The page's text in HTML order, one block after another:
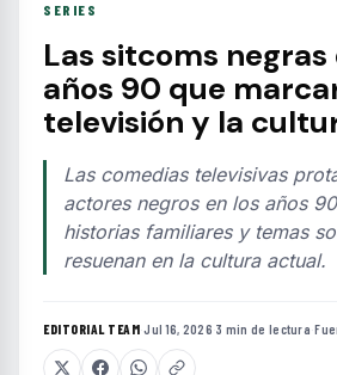
SERIES
Las sitcoms negras
años 90 que
televisión y la
Las comedias televisivas
actores negros en los años
historias familiares y temas
resuenan en la cultura actual.
EDITORIAL TEAM·Jul 16, 2026·3 min de lectura·